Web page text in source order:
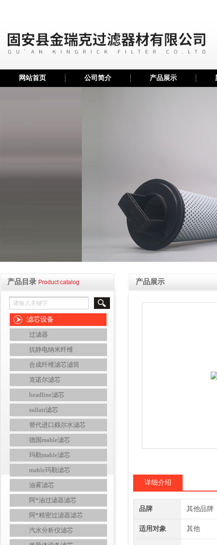
网站首页 公司简介 产品展示
产品目录 Product catalog
滤芯设备
过滤器
抗静电纳米纤维
合成纤维滤芯滤筒
克诺尔滤芯
headline滤芯
sullair滤芯
替代进口颇尔水滤芯
德国mahle滤芯
玛勒mahle滤芯
mahle玛勒滤芯
油雾滤芯
阿*油过滤器滤芯
阿*精密过滤器滤芯
汽水分析仪滤芯
产品展示
详细介绍
品牌 其他品牌
适用对象 其他